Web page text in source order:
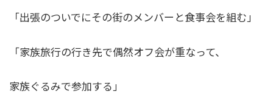
「出張のついでにその街のメンバーと食事会を組む」
「家族旅行の行き先で偶然オフ会が重なって、
家族ぐるみで参加する」